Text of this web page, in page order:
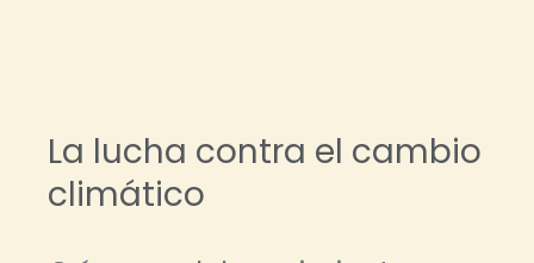
La lucha contra el cambio
climático